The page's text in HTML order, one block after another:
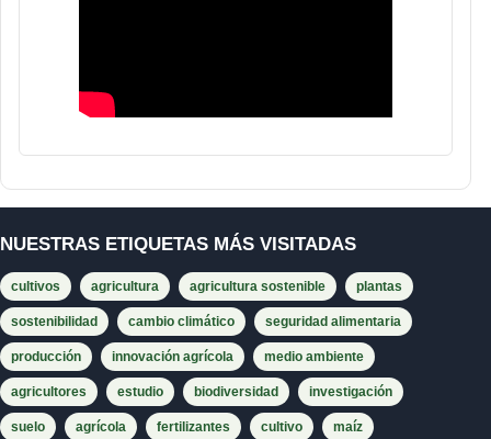
NUESTRAS ETIQUETAS MÁS VISITADAS
cultivos agricultura agricultura sostenible plantas
sostenibilidad cambio climático seguridad alimentaria
producción innovación agrícola medio ambiente
agricultores estudio biodiversidad investigación
suelo agrícola fertilizantes cultivo maíz